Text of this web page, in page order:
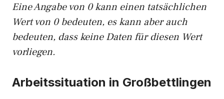
Eine Angabe von 0 kann einen tatsächlichen
Wert von 0 bedeuten, es kann aber auch
bedeuten, dass keine Daten für diesen Wert
vorliegen.
Arbeitssituation in Großbettlingen